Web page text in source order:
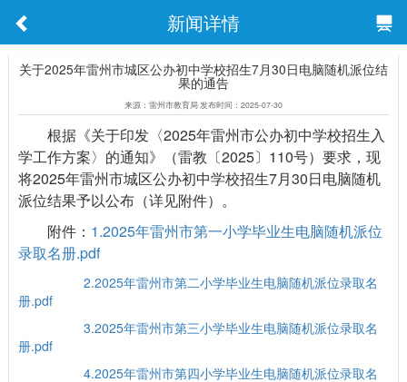
新闻详情
关于2025年雷州市城区公办初中学校招生7月30日电脑随机派位结
果的通告
来源：雷州市教育局 发布时间：2025-07-30
根据《关于印发〈2025年雷州市公办初中学校招生入
学工作方案〉的通知》（雷教〔2025〕110号）要求，现
将2025年雷州市城区公办初中学校招生7月30日电脑随机
派位结果予以公布（详见附件）。
附件： 1.2025年雷州市第一小学毕业生电脑随机派位
录取名册.pdf
2.2025年雷州市第二小学毕业生电脑随机派位录取名
册.pdf
3.2025年雷州市第三小学毕业生电脑随机派位录取名
册.pdf
4.2025年雷州市第四小学毕业生电脑随机派位录取名